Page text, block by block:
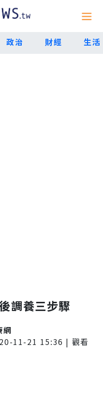
政治 財經 生活
調養三步驟
網
11-21 15:36 | 觀看